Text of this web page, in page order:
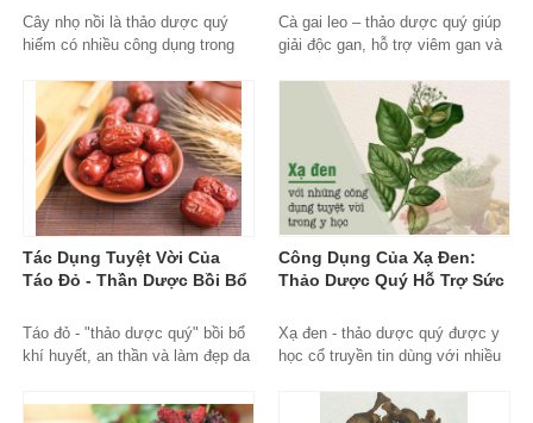
Cây nhọ nồi là thảo dược quý
hiếm có nhiều công dụng trong
cường sức khỏe tổng thể.
Cà gai leo – thảo dược quý giúp
giải độc gan, hỗ trợ viêm gan và
cách tự nhiên.
Tác Dụng Tuyệt Vời Của
Táo Đỏ - Thần Dược Bồi Bổ
Táo đỏ - "thảo dược quý" bồi bổ
khí huyết, an thần và làm đẹp da
năm qua.
Công Dụng Của Xạ Đen:
Thảo Dược Quý Hỗ Trợ Sức
Xạ đen - thảo dược quý được y
học cổ truyền tin dùng với nhiều
kháng và phòng bệnh hiệu quả.